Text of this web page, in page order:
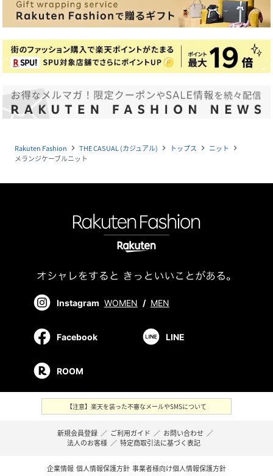
Rakuten Fashion navigate_next THE CASUAL (カジュアル) navigate_next トップス navigate_next ニット navigate_next
メランジケーブルニット
Instagram WOMEN / MEN
Facebook LINE
ROOM
【注意】楽天を装った不審なメールやSMSについて
新規会員登録 ／ ご利用ガイド ／ お問い合わせ ／
法人のお客様 ／ 特定商取引法に基づく表記
企業情報 個人情報保護方針 事業者様向け個人情報保護方針